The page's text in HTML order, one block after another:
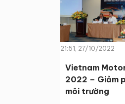
21:51, 27/10/2022
Vietnam
2022 – Giảm
môi trường